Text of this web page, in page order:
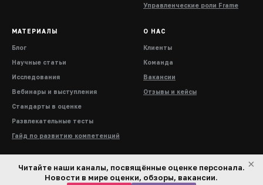
Управленческие роли Frame
МАТЕРИАЛЫ
Блог
Научные статьи
Исследования
Вебинары и выступления
Стандарты в оценке
Развлекательные тесты
Гайд по развитию компетенций
О НАС
Клиенты
Команда
Вакансии
Отзывы и кейсы
Читайте наши каналы, посвящённые оценке персонала.
Новости в мире оценки, обзоры, вакансии.
×